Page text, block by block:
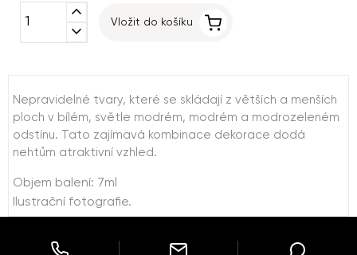
expand_less
expand_more
Vložit do košíku
Nepravidelné tvary, které se skládají z větších a menších
ploch v bílém, světle modrém, modrém a modrozeleném
odstínu. Tato zajímavá kombinace dekorace dodá
nehtům atraktivní vzhled.
Objem balení: 7ml
Ilustrační fotografie.